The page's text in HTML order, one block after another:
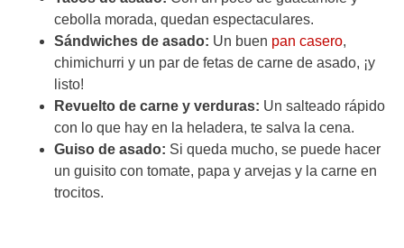
cebolla morada, quedan espectaculares.
Sándwiches de asado: Un buen pan casero,
chimichurri y un par de fetas de carne de asado, ¡y
listo!
Revuelto de carne y verduras: Un salteado rápido
con lo que hay en la heladera, te salva la cena.
Guiso de asado: Si queda mucho, se puede hacer
un guisito con tomate, papa y arvejas y la carne en
trocitos.